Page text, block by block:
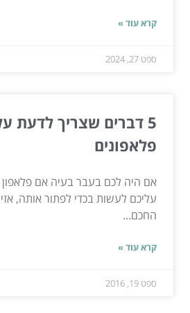
קרא עוד »
ספט 27, 2024
5 דברים שצריך לדעת
פלאפונים
אם היה לכם בעבר בעיה אם
עליכם לעשות בכדי לפתור אותה,
החכם...
קרא עוד »
ספט 19, 2016